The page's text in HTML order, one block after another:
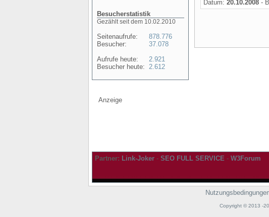
Besucherstatistik
Gezählt seit dem 10.02.2010
Seitenaufrufe:
Besucher:
Aufrufe heute:
Besucher heute:
878.776
37.078
2.921
2.612
Datum: 20.10.2008 -
Anzeige
Partner: Link-Joker - SEO FULL SERVICE - W3Forum
Copyright © 2013 -